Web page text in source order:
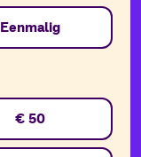
Eenmalig
€ 50